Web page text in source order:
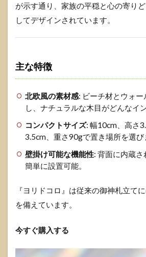
が示す通り、家族の平穏と心の寄り
してデザインされています。
主な特徴
北欧風の素材感: ビーチ材とウォ
し、ナチュラルな木目がどんなイ
コンパクトサイズ: 幅10cm、高さ
3.5cm、重さ90gで置き場所を選び
壁掛け可能な機能性: 背面に内蔵さ
簡単に設置可能。
『ヨリドコロ』は従来の御神札立て
を備えています。
今すぐ購入する